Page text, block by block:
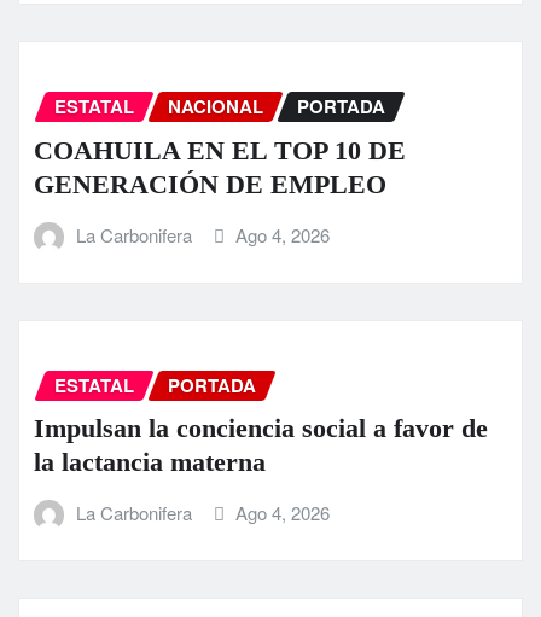
ESTATAL NACIONAL PORTADA
COAHUILA EN EL TOP 10 DE
GENERACIÓN DE EMPLEO
La Carbonifera Ago 4, 2026
ESTATAL PORTADA
Impulsan la conciencia social a favor de
la lactancia materna
La Carbonifera Ago 4, 2026